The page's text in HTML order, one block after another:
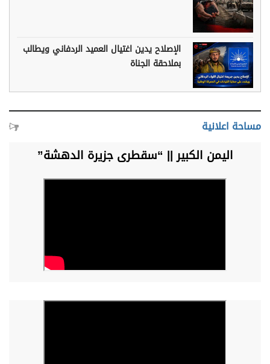
الإصلاح يدين اغتيال العميد الردفاني ويطالب
بملاحقة الجناة
مساحة اعلانية
اليمن الكبير || “سقطرى جزيرة الدهشة”